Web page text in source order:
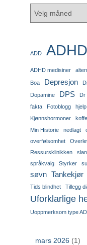
ADD ADHD
ADHD medisiner
Boa Depresjon
Dopamine
DPS Dr
fakta
Fotoblogg
Kjønnshormoner
Min Historie nedlagt
overfølsomhet
Ressursklinikken
språkvalg
Styrker
søvn Tankekjør
Tids blindhet
Tillegg
Uforklarlige
Uoppmerksom type
mars 2026 (1)